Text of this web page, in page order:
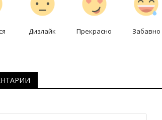
Дизлайк Прекрасно Забавно